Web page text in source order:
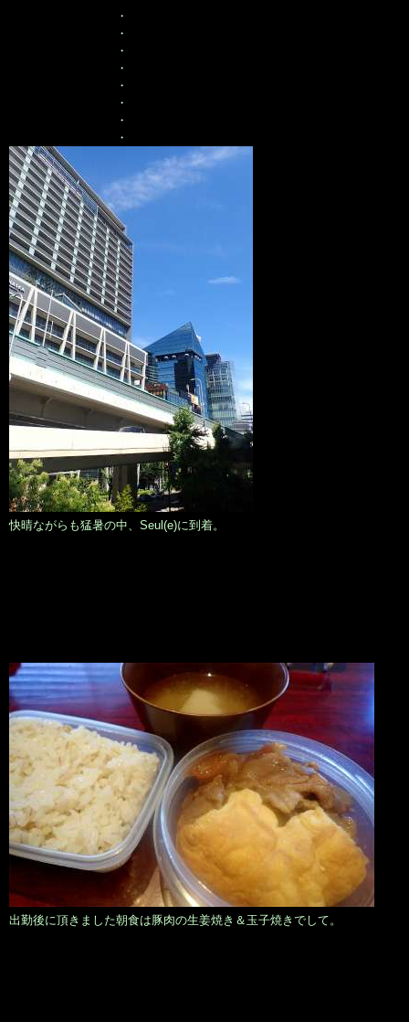
・
・
・
・
・
・
・
・
快晴ながらも猛暑の中、Seul(e)に到着。
出勤後に頂きました朝食は豚肉の生姜焼き＆玉子焼きでして。